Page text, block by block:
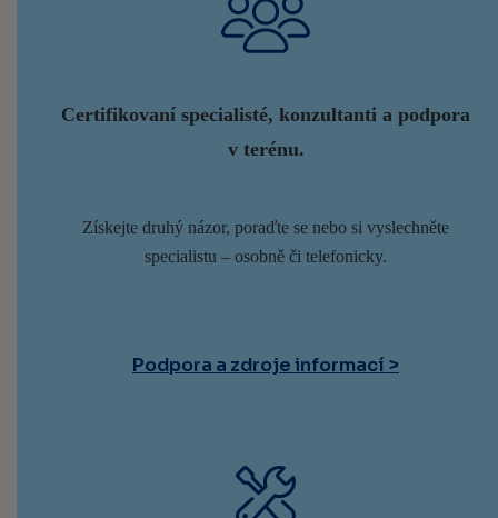
Certifikovaní specialisté, konzultanti a podpora
v terénu.
Získejte druhý názor, poraďte se nebo si vyslechněte
specialistu – osobně či telefonicky.
Podpora a zdroje informací